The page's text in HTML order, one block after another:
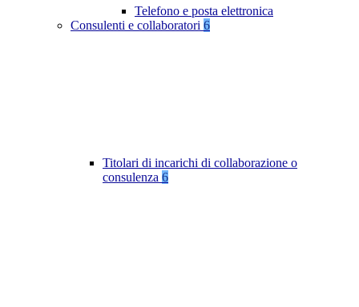
Telefono e posta elettronica
Consulenti e collaboratori 6
Titolari di incarichi di collaborazione o
consulenza 6